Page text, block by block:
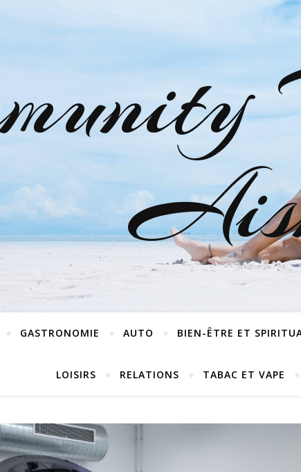
GASTRONOMIE AUTO BIEN-ÊTRE ET
LOISIRS RELATIONS TABAC ET VAPE